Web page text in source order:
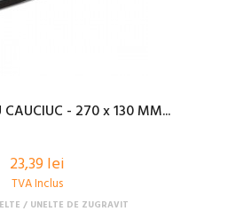
CAUCIUC - 270 x 130 MM...
23,39 lei
TVA Inclus
UNELTE DE ZUGRAVIT